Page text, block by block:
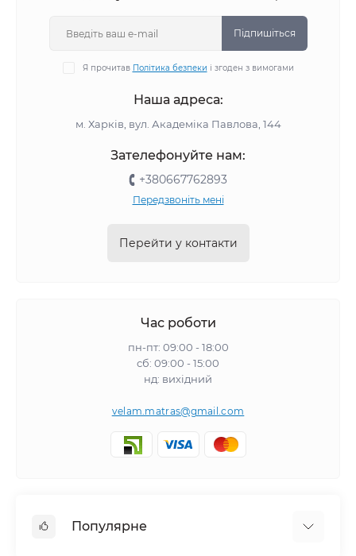
Підпишіться
Я прочитав Політика безпеки і згоден з вимогами
Наша адреса:
м. Харків, вул. Академіка Павлова, 144
Зателефонуйте нам:
+380667762893
Передзвоніть мені
Перейти у контакти
Час роботи
пн-пт: 09:00 - 18:00
сб: 09:00 - 15:00
нд: вихідний
velam.matras@gmail.com
Популярне